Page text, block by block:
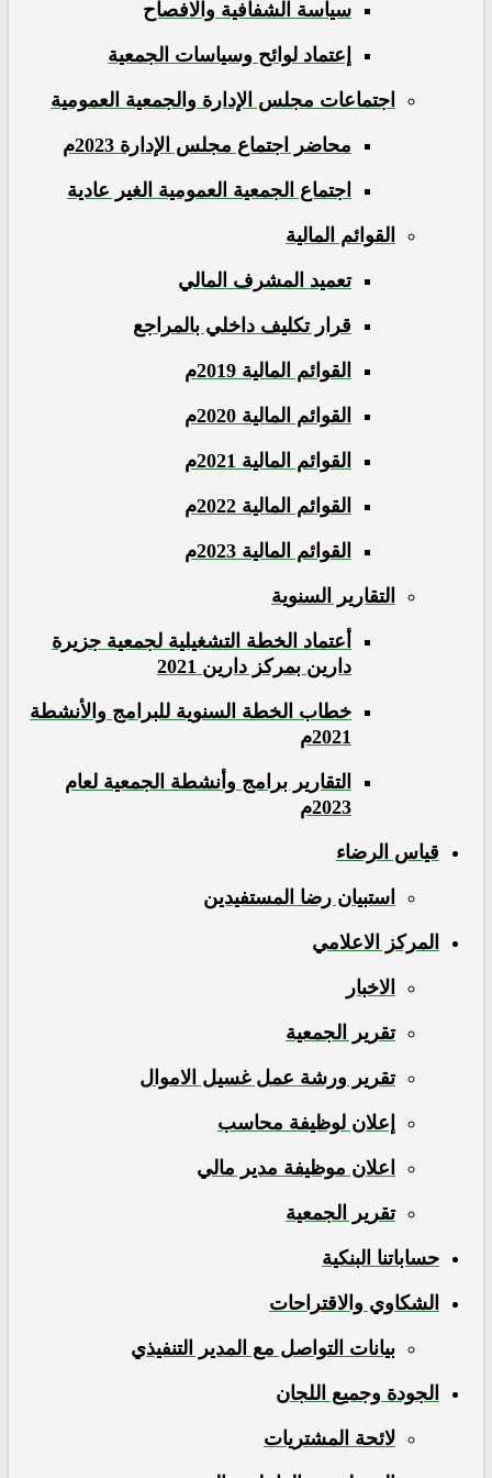
سياسة الشفافية والافصاح
إعتماد لوائح وسياسات الجمعية
اجتماعات مجلس الإدارة والجمعية العمومية
محاضر اجتماع مجلس الإدارة 2023م
اجتماع الجمعية العمومية الغير عادية
القوائم المالية
تعميد المشرف المالي
قرار تكليف داخلي بالمراجع
القوائم المالية 2019م
القوائم المالية 2020م
القوائم المالية 2021م
القوائم المالية 2022م
القوائم المالية 2023م
التقارير السنوية
أعتماد الخطة التشغيلية لجمعية جزيرة
دارين بمركز دارين 2021
خطاب الخطة السنوية للبرامج والأنشطة
2021م
التقارير برامج وأنشطة الجمعية لعام
2023م
قياس الرضاء
استبيان رضا المستفيدين
المركز الاعلامي
الاخبار
تقرير الجمعية
تقرير ورشة عمل غسيل الاموال
إعلان لوظيفة محاسب
تقرير الجمعية
حساباتنا البنكية
الشكاوي والاقتراحات
بيانات التواصل مع المدير التنفيذي
الجودة وجميع اللجان
لائحة المشتريات